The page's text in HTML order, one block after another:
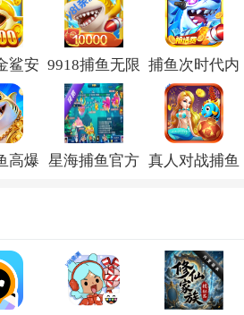
鲨安 9918捕鱼无限
金币版v1.0.20
捕鱼次时代内
购版v1.0.0
高爆 星海捕鱼官方
卓版
真人对战捕鱼